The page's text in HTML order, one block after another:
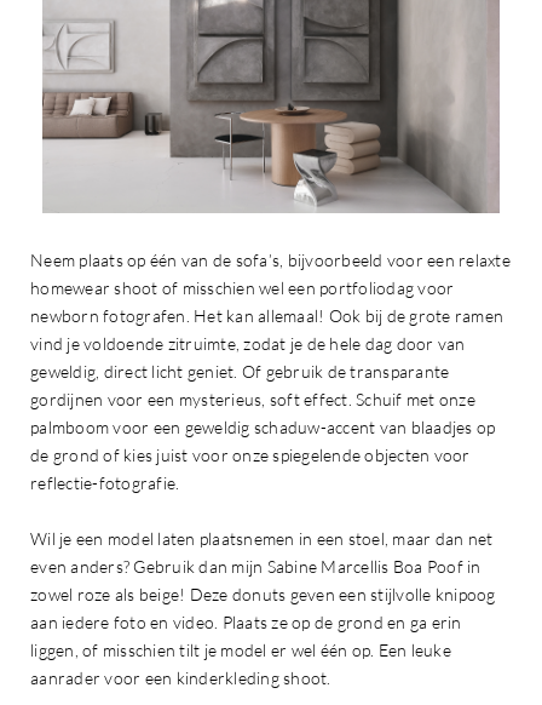
Neem plaats op één van de sofa’s, bijvoorbeeld voor een relaxte
homewear shoot of misschien wel een portfoliodag voor
newborn fotografen. Het kan allemaal! Ook bij de grote ramen
vind je voldoende zitruimte, zodat je de hele dag door van
geweldig, direct licht geniet. Of gebruik de transparante
gordijnen voor een mysterieus, soft effect. Schuif met onze
palmboom voor een geweldig schaduw-accent van blaadjes op
de grond of kies juist voor onze spiegelende objecten voor
reflectie-fotografie.
Wil je een model laten plaatsnemen in een stoel, maar dan net
even anders? Gebruik dan mijn Sabine Marcellis Boa Poof in
zowel roze als beige! Deze donuts geven een stijlvolle knipoog
aan iedere foto en video. Plaats ze op de grond en ga erin
liggen, of misschien tilt je model er wel één op. Een leuke
aanrader voor een kinderkleding shoot.